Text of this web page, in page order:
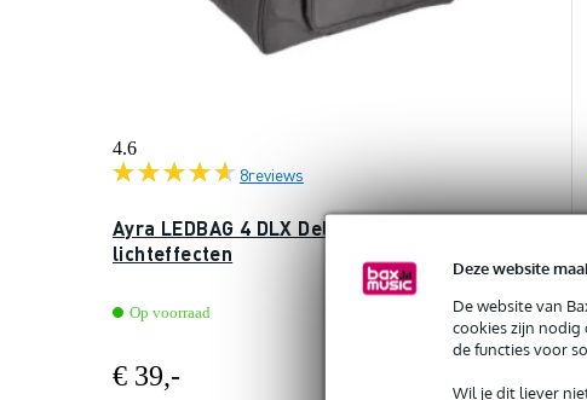
Deze website
De website van
cookies zijn nodig
de functies voor
Wil je dit liever
4.6
8reviews
Ayra LEDBAG 4 DLX Deluxe flightbag voor
lichteffecten
Op voorraad
€ 39,-